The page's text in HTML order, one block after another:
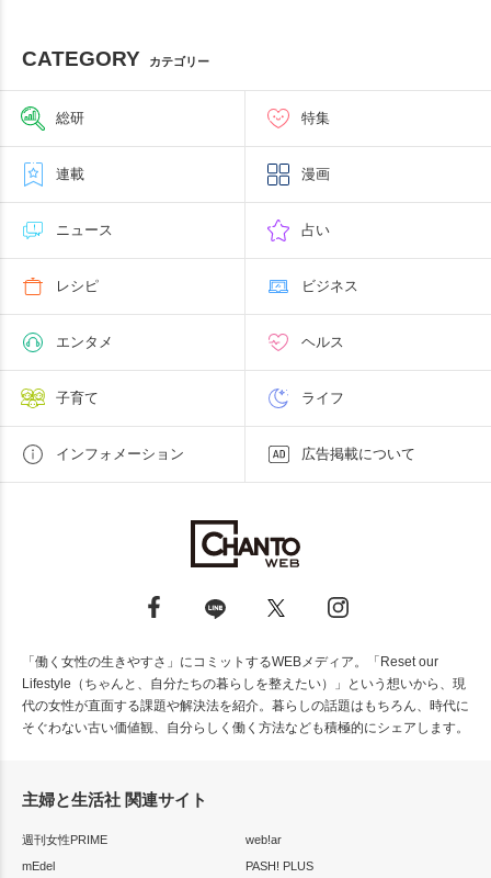
CATEGORY カテゴリー
総研 特集
連載 漫画
ニュース 占い
レシピ ビジネス
エンタメ ヘルス
子育て ライフ
インフォメーション 広告掲載について
「働く女性の生きやすさ」にコミットするWEBメディア。「Reset our
Lifestyle（ちゃんと、自分たちの暮らしを整えたい）」という想いから、現
代の女性が直面する課題や解決法を紹介。暮らしの話題はもちろん、時代に
そぐわない古い価値観、自分らしく働く方法なども積極的にシェアします。
主婦と生活社 関連サイト
週刊女性PRIME
web!ar
mEdel
PASH! PLUS